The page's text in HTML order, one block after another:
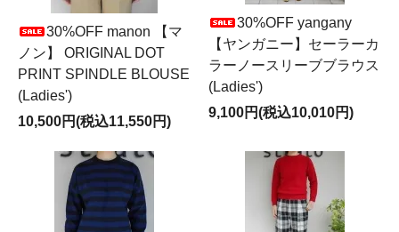
30%OFF manon 【マ
ノン】 ORIGINAL DOT
PRINT SPINDLE BLOUSE
(Ladies')
10,500円(税込11,550円)
30%OFF yangany
【ヤンガニー】セーラーカ
ラーノースリーブブラウス
(Ladies')
9,100円(税込10,010円)